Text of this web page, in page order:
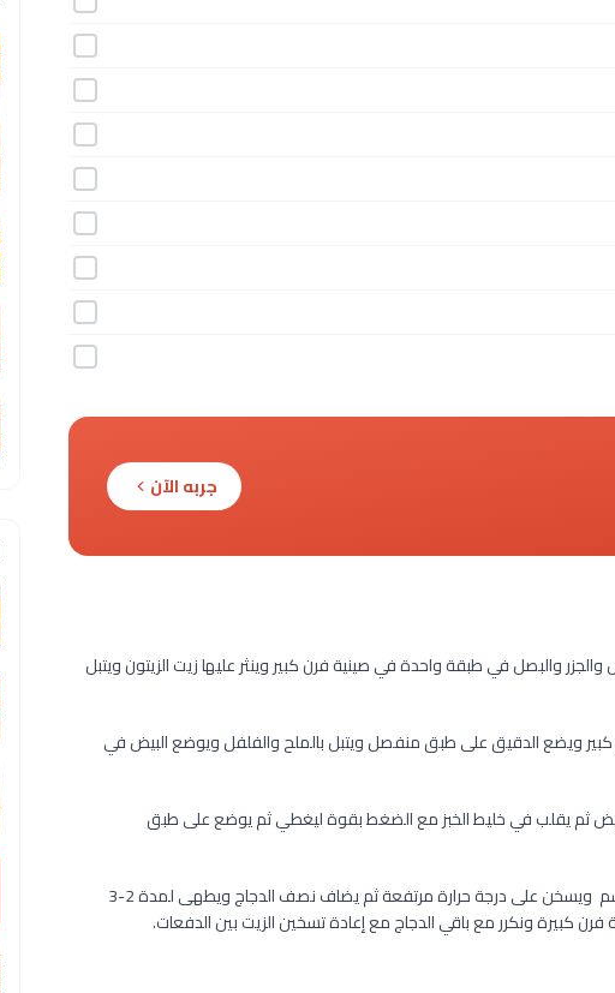
جربه الآن
والبطاطس والجزر والبصل في طبقة واحدة في صينية فرن كبير وينثر عليها زيت الزيتون ويتبل
ويضع الدقيق على طبق منفصل ويتبل بالملح والفلفل ويوضع البيض في
ثم يقلب في خليط الخبز مع الضغط بقوة ليغطي ثم يوضع على طبق
يضاف ما يكفي من الزيت لطاسة كبيرة ليصل إرتفاعه 1 سم ويسخن على درجة حرارة مرتفعة ثم يضاف نصف الدجاج ويطهى لمدة 2-3
كبيرة ونكرر مع باقي الدجاج مع إعادة تسخين الزيت بين الدفعات.